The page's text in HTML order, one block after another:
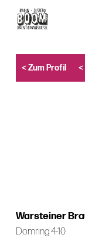
content
< Zum Profil
Warsteiner
Domring 4-10